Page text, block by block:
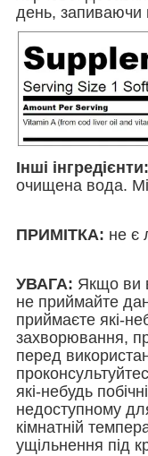
день,
Інші інгредієнти:
очищена вода.
ПРИМІТКА: не є
УВАГА: Якщо ви
не приймайте
приймаєте які-
захворювання,
перед
які-небудь
недоступному
кімнатній
ущільнення під